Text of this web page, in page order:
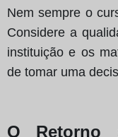
Nem sempre o
Considere a
instituição e os
de tomar uma
O Retorno